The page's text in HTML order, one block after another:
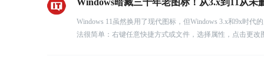
Windows暗藏三十年老图标！从3.x到11从未
Windows 11虽然换用了现代图标，但Windows 3.x和9x时
法很简单：右键任意快捷方式或文件，选择属性，点击更改